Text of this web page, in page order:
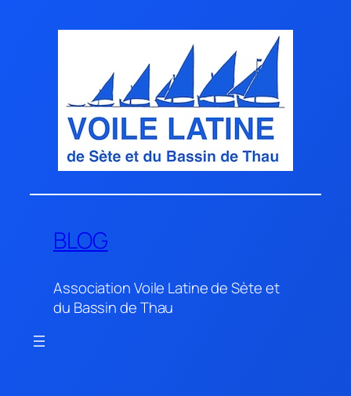
BLOG
Association Voile Latine de Sète et
du Bassin de Thau